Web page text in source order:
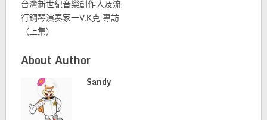
台灣新世紀音樂創作人及流
行鋼琴演奏家一V.K克 專訪
（上集）
About Author
Sandy